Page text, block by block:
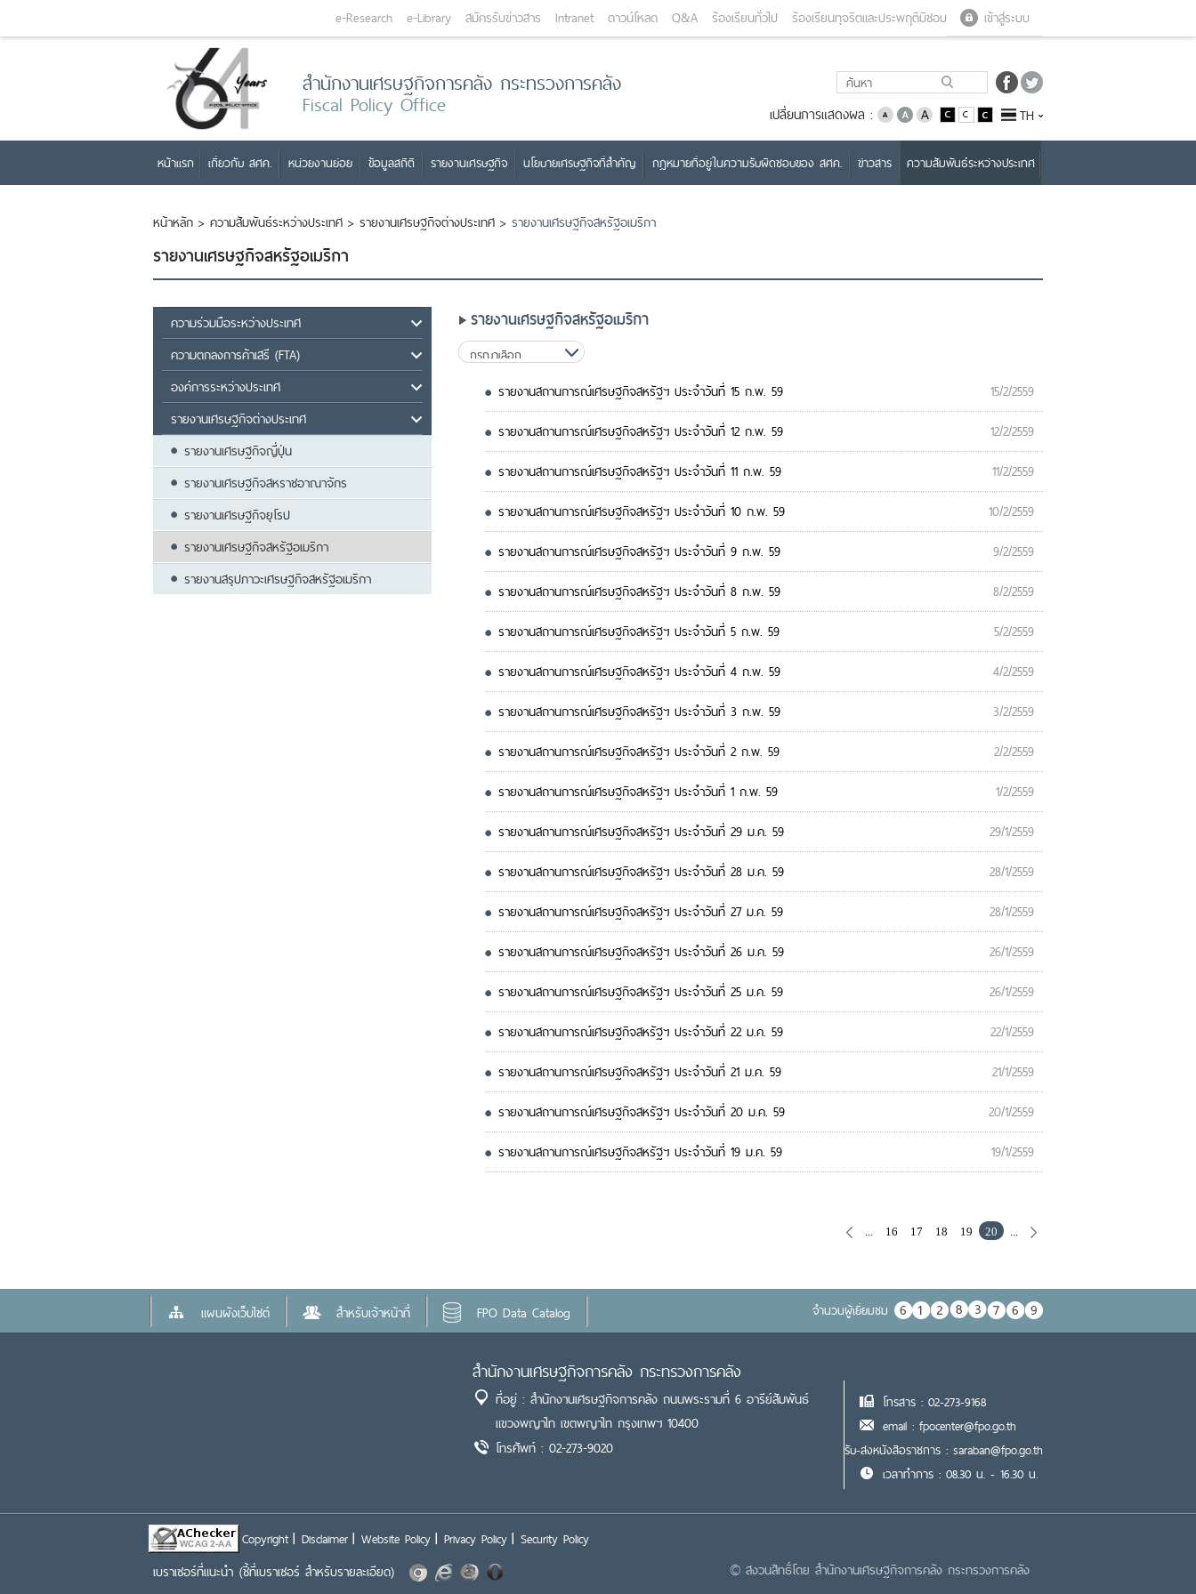
เข้าสู่ระบบ
e-Research e-Library สมัครรับข่าวสาร Intranet ดาวน์โหลด Q&A ร้องเรียนทั่วไป ร้องเรียนทุจริตและประพฤติมิชอบ
สำนักงานเศรษฐกิจการคลัง กระทรวงการคลัง
Fiscal Policy Office เปลี่ยนการแสดงผล : TH
หน้าแรก เกี่ยวกับ สศค. หน่วยงานย่อย ข้อมูลสถิติ รายงานเศรษฐกิจ นโยบายเศรษฐกิจที่สำคัญ กฎหมายที่อยู่ในความรับผิดชอบของ สศค. ข่าวสาร ความสัมพันธ์ระหว่างประเทศ
หน้าหลัก > ความสัมพันธ์ระหว่างประเทศ > รายงานเศรษฐกิจต่างประเทศ > รายงานเศรษฐกิจสหรัฐอเมริกา
รายงานเศรษฐกิจสหรัฐอเมริกา
ความร่วมมือระหว่างประเทศ
ความตกลงการค้าเสรี (FTA)
องค์การระหว่างประเทศ
รายงานเศรษฐกิจต่างประเทศ
รายงานเศรษฐกิจญี่ปุ่น
รายงานเศรษฐกิจสหราชอาณาจักร
รายงานเศรษฐกิจยุโรป
รายงานเศรษฐกิจสหรัฐอเมริกา
รายงานสรุปภาวะเศรษฐกิจสหรัฐอเมริกา
รายงานเศรษฐกิจสหรัฐอเมริกา
รายงานสถานการณ์เศรษฐกิจสหรัฐฯ ประจำวันที่ 15 ก.พ. 59
15/2/2559
รายงานสถานการณ์เศรษฐกิจสหรัฐฯ ประจำวันที่ 12 ก.พ. 59
12/2/2559
รายงานสถานการณ์เศรษฐกิจสหรัฐฯ ประจำวันที่ 11 ก.พ. 59
11/2/2559
รายงานสถานการณ์เศรษฐกิจสหรัฐฯ ประจำวันที่ 10 ก.พ. 59
10/2/2559
รายงานสถานการณ์เศรษฐกิจสหรัฐฯ ประจำวันที่ 9 ก.พ. 59
9/2/2559
รายงานสถานการณ์เศรษฐกิจสหรัฐฯ ประจำวันที่ 8 ก.พ. 59
8/2/2559
รายงานสถานการณ์เศรษฐกิจสหรัฐฯ ประจำวันที่ 5 ก.พ. 59
5/2/2559
รายงานสถานการณ์เศรษฐกิจสหรัฐฯ ประจำวันที่ 4 ก.พ. 59
4/2/2559
รายงานสถานการณ์เศรษฐกิจสหรัฐฯ ประจำวันที่ 3 ก.พ. 59
3/2/2559
รายงานสถานการณ์เศรษฐกิจสหรัฐฯ ประจำวันที่ 2 ก.พ. 59
2/2/2559
รายงานสถานการณ์เศรษฐกิจสหรัฐฯ ประจำวันที่ 1 ก.พ. 59
1/2/2559
รายงานสถานการณ์เศรษฐกิจสหรัฐฯ ประจำวันที่ 29 ม.ค. 59
29/1/2559
รายงานสถานการณ์เศรษฐกิจสหรัฐฯ ประจำวันที่ 28 ม.ค. 59
28/1/2559
รายงานสถานการณ์เศรษฐกิจสหรัฐฯ ประจำวันที่ 27 ม.ค. 59
28/1/2559
รายงานสถานการณ์เศรษฐกิจสหรัฐฯ ประจำวันที่ 26 ม.ค. 59
26/1/2559
รายงานสถานการณ์เศรษฐกิจสหรัฐฯ ประจำวันที่ 25 ม.ค. 59
26/1/2559
รายงานสถานการณ์เศรษฐกิจสหรัฐฯ ประจำวันที่ 22 ม.ค. 59
22/1/2559
รายงานสถานการณ์เศรษฐกิจสหรัฐฯ ประจำวันที่ 21 ม.ค. 59
21/1/2559
รายงานสถานการณ์เศรษฐกิจสหรัฐฯ ประจำวันที่ 20 ม.ค. 59
20/1/2559
รายงานสถานการณ์เศรษฐกิจสหรัฐฯ ประจำวันที่ 19 ม.ค. 59
19/1/2559
16 17 18 19 20
แผนผังเว็บไซต์ สำหรับเจ้าหน้าที่ FPO Data Catalog จำนวนผู้เยื่ยมชม
สำนักงานเศรษฐกิจการคลัง กระทรวงการคลัง
ที่อยู่ : สำนักงานเศรษฐกิจการคลัง ถนนพระรามที่ 6 อารีย์สัมพันธ์
แขวงพญาไท เขตพญาไท กรุงเทพฯ 10400
โทรศัพท์ : 02-273-9020
โทรสาร : 02-273-9168
email : fpocenter@fpo.go.th
รับ-ส่งหนังสือราชการ : saraban@fpo.go.th
เวลาทำการ : 08.30 น. - 16.30 น.
Copyright Disclaimer Website Policy Privacy Policy Security Policy
เบราเซอร์ที่แนะนำ (ชี้ที่เบราเซอร์ สำหรับรายละเอียด) © สงวนสิทธิ์โดย สำนักงานเศรษฐกิจการคลัง กระทรวงการคลัง